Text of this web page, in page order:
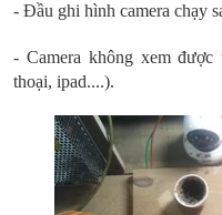
- Đầu ghi hình camera chạy
- Camera không xem
thoại, ipad....).